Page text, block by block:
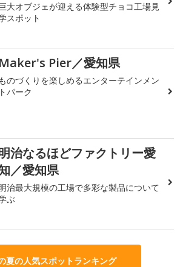
大オブジェが迎える体験型チョコ工場見
スポット
Maker's Pier／愛知県
ものづくりを楽しめるエンターテインメン
トパーク
治なるほどファクトリー愛
／愛知県
治最大規模の工場で多彩な製品について
ぶ
夏の人気スポットランキング